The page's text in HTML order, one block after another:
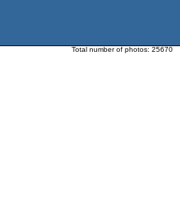
Total number of photos: 25670